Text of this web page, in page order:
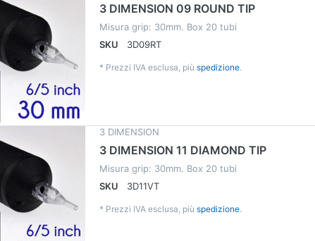
3 DIMENSION 09 ROUND TIP
Misura grip: 30mm. Box 20 tubi
SKU
3D09RT
* Prezzi IVA esclusa, più spedizione.
3 DIMENSION
3 DIMENSION 11 DIAMOND TIP
Misura grip: 30mm. Box 20 tubi
SKU
3D11VT
* Prezzi IVA esclusa, più spedizione.